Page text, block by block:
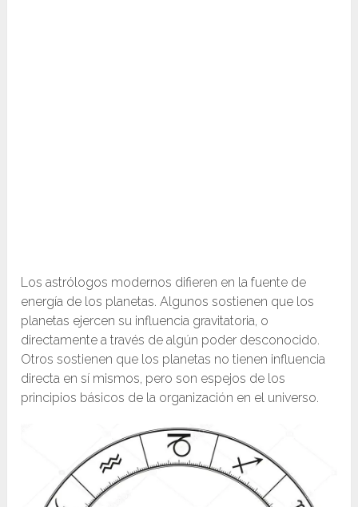
Los astrólogos modernos difieren en la fuente de
energía de los planetas. Algunos sostienen que los
planetas ejercen su influencia gravitatoria, o
directamente a través de algún poder desconocido.
Otros sostienen que los planetas no tienen influencia
directa en sí mismos, pero son espejos de los
principios básicos de la organización en el universo.